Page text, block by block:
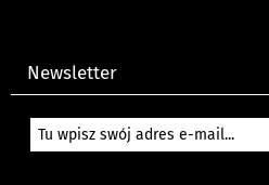
Newsletter